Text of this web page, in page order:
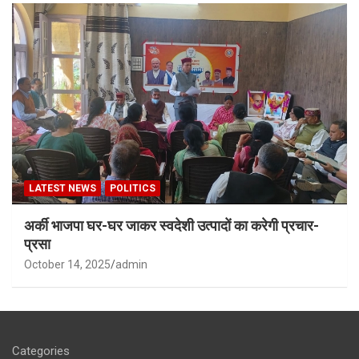
LATEST NEWS POLITICS
अर्की भाजपा घर-घर जाकर स्वदेशी उत्पादों का करेगी प्रचार-
प्रसा
October 14, 2025 admin
Categories